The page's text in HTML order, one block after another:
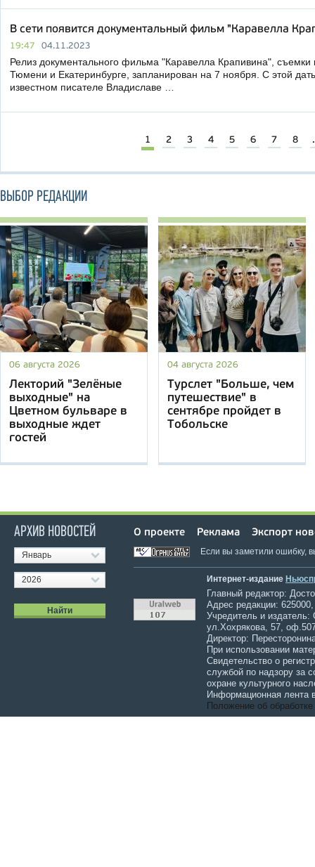
В сети появится документальный фильм "Каравелла
19:47 04.11.2023
Релиз документального фильма "Каравелла Крапивина", съемки
Тюмени и Екатеринбурге, запланирован на 7 ноября. С этой
известном писателе Владиславе …
1 2 3 4 5 6 7 8
ВЫБОР РЕДАКЦИИ
06 августа 2026
Лекторий "Зелёные
выходные" на
Цветном бульваре в
выходные ждет
гостей
04 августа 2026
Турслет "Больше, чем
путешествие" в
сентябре пройдет в
Тобольске
АРХИВ НОВОСТЕЙ
Январь
2026
О проекте Реклама Экспорт
Если вы заметили ошибку,
Интернет-издание
Главный редактор:
Адрес редакции:
Учредитель и
ул.Хохрякова, 57,
Директор:
При использовании
Свидетельство о
службой по надзору за
охране культурного
Информационная лента
Положение об